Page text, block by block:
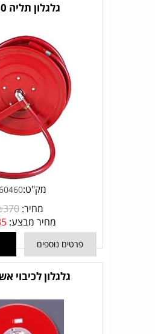
גלגלון תליה 30 מטר
מק"ט:
מחיר:370
מחיר מבצע:
פרטים נוספים
גלגלון לכיבוי אש 30 מטר